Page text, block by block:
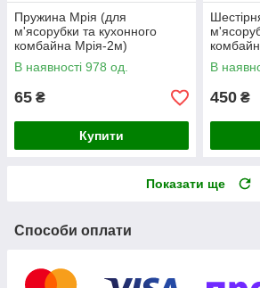
Пружина Мрія (для
м'ясорубки та кухонного
комбайна Мрія-2м)
В наявності 978 од.
65 ₴
Купити
В
450 ₴
Показати ще
Способи оплати